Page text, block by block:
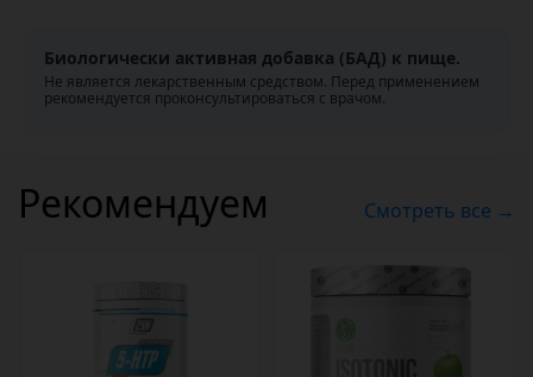
Биологически активная добавка (БАД) к пище.
Не является лекарственным средством. Перед применением
рекомендуется проконсультироваться с врачом.
Рекомендуем Смотреть все →